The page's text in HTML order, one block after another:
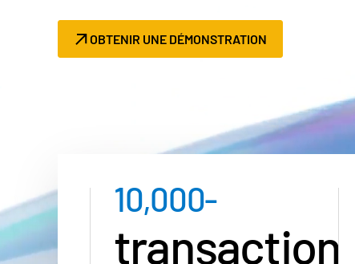
OBTENIR UNE DÉMONSTRATION
10,000-
transactions